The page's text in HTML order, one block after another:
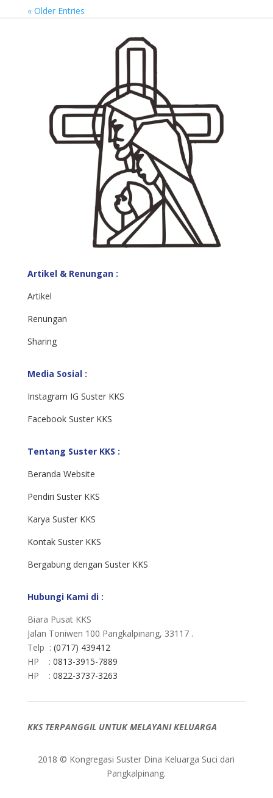
« Older Entries
Artikel & Renungan :
Artikel
Renungan
Sharing
Media Sosial :
Instagram IG Suster KKS
Facebook Suster KKS
Tentang Suster KKS :
Beranda Website
Pendiri Suster KKS
Karya Suster KKS
Kontak Suster KKS
Bergabung dengan Suster KKS
Hubungi Kami di :
Biara Pusat KKS
Jalan Toniwen 100 Pangkalpinang, 33117 .
Telp : (0717) 439412
HP : 0813-3915-7889
HP : 0822-3737-3263
KKS TERPANGGIL UNTUK MELAYANI KELUARGA
2018 © Kongregasi Suster Dina Keluarga Suci dari
Pangkalpinang.